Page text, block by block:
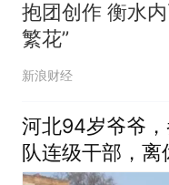
抱团创作 衡水
繁花”
新浪财经
河北94岁爷爷
队连级干部，离